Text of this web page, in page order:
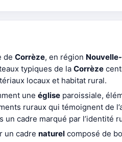
de Corrèze, en région
typiques de la Corrèze
locaux et habitat rural.
une église paroissiale,
ruraux qui témoignent de
un cadre marqué par l’identité
un cadre naturel composé de